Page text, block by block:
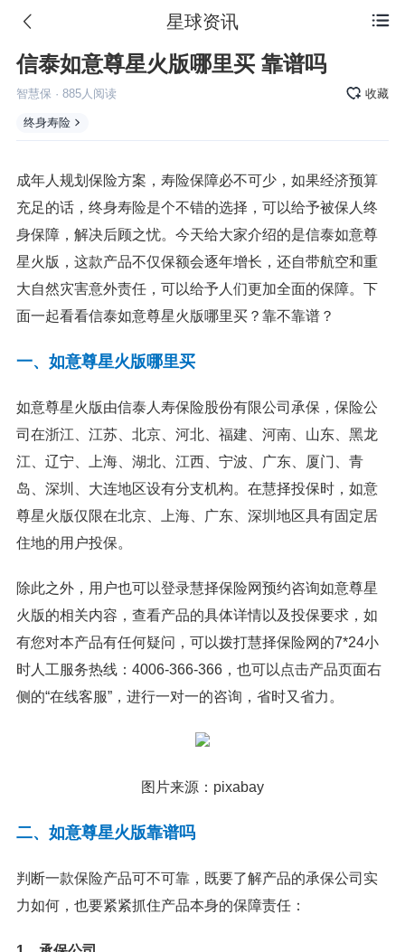
 星球资讯
信泰如意尊星火版哪里买 靠谱吗
智慧保 · 885人阅读 收藏
终身寿险
成年人规划保险方案，寿险保障必不可少，如果经济预算
充足的话，终身寿险是个不错的选择，可以给予被保人终
身保障，解决后顾之忧。今天给大家介绍的是信泰如意尊
星火版，这款产品不仅保额会逐年增长，还自带航空和重
大自然灾害意外责任，可以给予人们更加全面的保障。下
面一起看看信泰如意尊星火版哪里买？靠不靠谱？
一、如意尊星火版哪里买
如意尊星火版由信泰人寿保险股份有限公司承保，保险公
司在浙江、江苏、北京、河北、福建、河南、山东、黑龙
江、辽宁、上海、湖北、江西、宁波、广东、厦门、青
岛、深圳、大连地区设有分支机构。在慧择投保时，如意
尊星火版仅限在北京、上海、广东、深圳地区具有固定居
住地的用户投保。
除此之外，用户也可以登录慧择保险网预约咨询如意尊星
火版的相关内容，查看产品的具体详情以及投保要求，如
有您对本产品有任何疑问，可以拨打慧择保险网的7*24小
时人工服务热线：4006-366-366，也可以点击产品页面右
侧的“在线客服”，进行一对一的咨询，省时又省力。
图片来源：pixabay
二、如意尊星火版靠谱吗
判断一款保险产品可不可靠，既要了解产品的承保公司实
力如何，也要紧紧抓住产品本身的保障责任：